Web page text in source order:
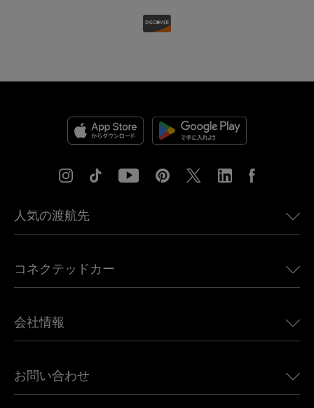
人気の渡航先
ヨーロッパ向けeSIM
カナダ向けeSIM
アフリカ向けeSIM
すべての目的地を見る
コネクテッドカー
Land Rover向けUbigi
Jeep向けUbigi
会社情報
Ubigi関連プレス
お問い合わせ